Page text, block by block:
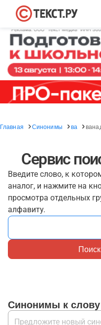
Главная Синонимы ва
Сервис
Введите слово, к
аналог, и нажмите на
просмотра отдельных
алфавиту.
Синонимы к